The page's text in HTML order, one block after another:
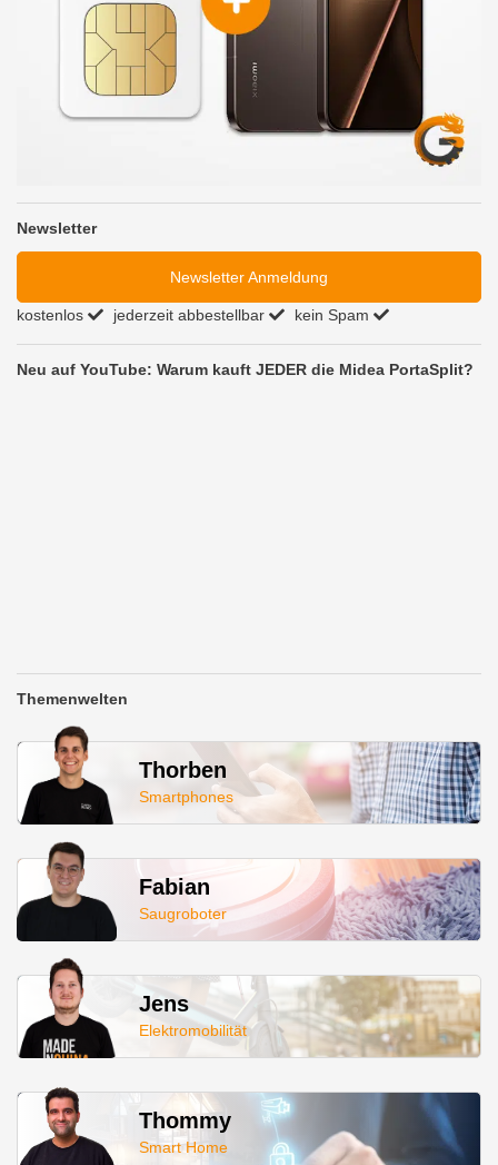
Newsletter
Newsletter Anmeldung
kostenlos jederzeit abbestellbar kein Spam
Neu auf YouTube: Warum kauft JEDER die Midea PortaSplit?
Themenwelten
Thorben
Smartphones
Fabian
Saugroboter
Jens
Elektromobilität
Thommy
Smart Home